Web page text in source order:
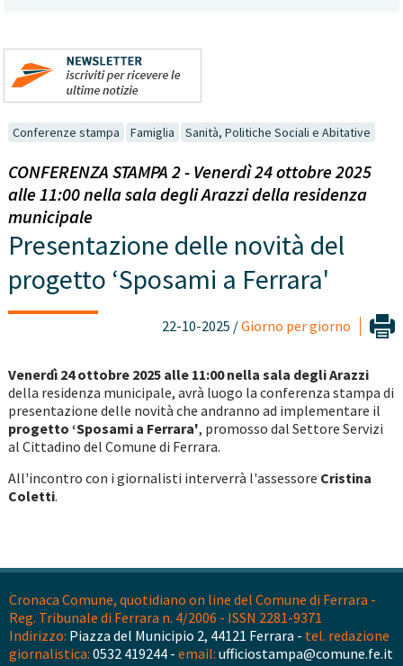
Conferenze stampa Famiglia Sanità, Politiche Sociali e Abitative
CONFERENZA STAMPA 2 - Venerdì 24 ottobre 2025
alle 11:00 nella sala degli Arazzi della residenza
municipale
Presentazione delle novità del
progetto ‘Sposami a Ferrara'
22-10-2025 /Giorno per giorno
Venerdì 24 ottobre 2025 alle 11:00 nella sala degli Arazzi
della residenza municipale, avrà luogo la conferenza stampa di
presentazione delle novità che andranno ad implementare il
progetto ‘Sposami a Ferrara', promosso dal Settore Servizi
al Cittadino del Comune di Ferrara.
All'incontro con i giornalisti interverrà l'assessore Cristina
Coletti.
Cronaca Comune, quotidiano on line del Comune di Ferrara -
Reg. Tribunale di Ferrara n. 4/2006 - ISSN 2281-9371
Indirizzo: Piazza del Municipio 2, 44121 Ferrara - tel. redazione
giornalistica: 0532 419244 - email: ufficiostampa@comune.fe.it